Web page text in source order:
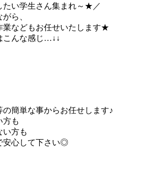
たい学生さん集まれ～★／
ら、
業などもお任せいたします★
こんな感じ…↓↓
の簡単な事からお任せします♪
方も
い方も
安心して下さい◎